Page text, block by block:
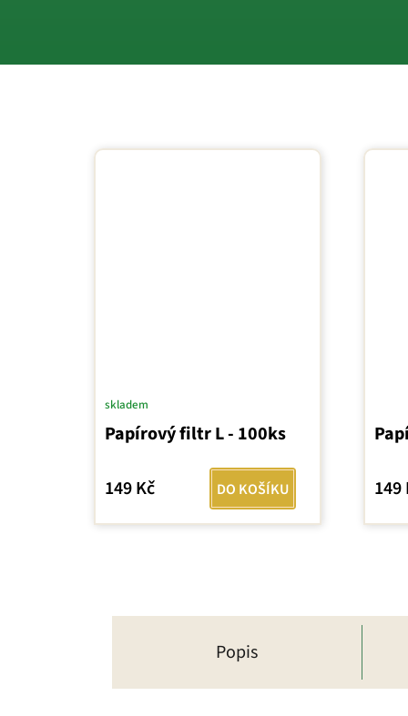
Papírový filtr L - 100ks
skladem
149 Kč DO KOŠÍKU
je
z
149
Popis